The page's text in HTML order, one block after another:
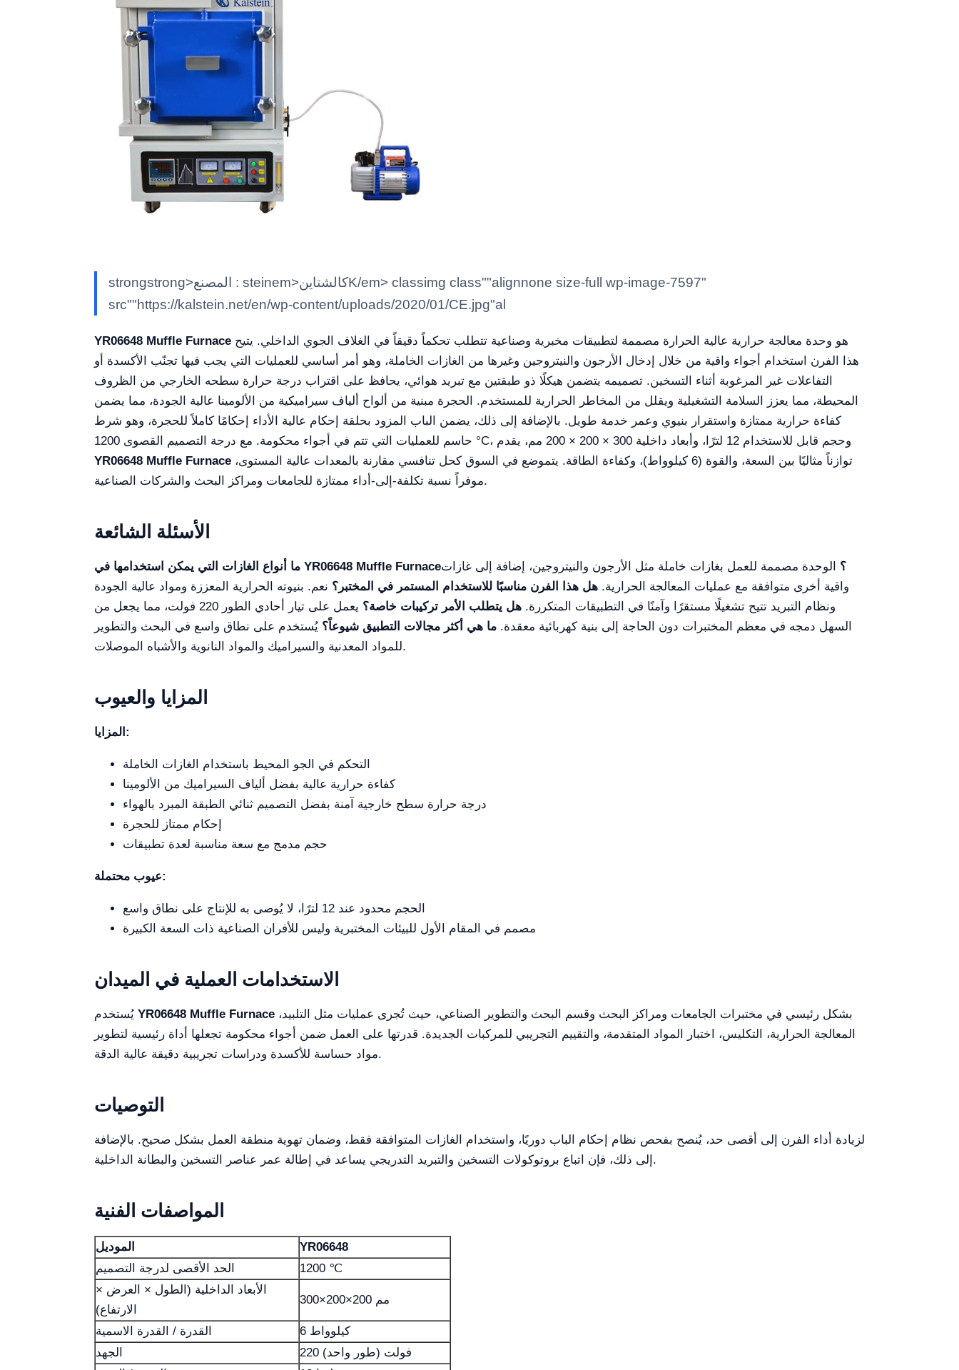
strongstrong>المصنع : steinem>كالشتاينK/em> classimg class""alignnone size-full wp-image-7597"
src""https://kalstein.net/en/wp-content/uploads/2020/01/CE.jpg"al
YR06648 Muffle Furnace
هذا الفرن استخدام أجواء واقية من خلال إدخال الأرجون والنيتروجين وغيرها من الغازات الخاملة، وهو أمر أساسي للعمليات التي يجب فيها تجنّب الأكسدة أو
التفاعلات غير المرغوبة أثناء التسخين. تصميمه يتضمن هيكلًا ذو طبقتين مع تبريد هوائي، يحافظ على اقتراب درجة حرارة سطحه الخارجي من الظروف
المحيطة، مما يعزز السلامة التشغيلية ويقلل من المخاطر الحرارية للمستخدم. الحجرة مبنية من ألواح ألياف سيراميكية من الألومينا عالية الجودة، مما يضمن
كفاءة حرارية ممتازة واستقرار بنيوي وعمر خدمة طويل. بالإضافة إلى ذلك، يضمن الباب المزود بحلقة إحكام عالية الأداء إحكامًا كاملاً للحجرة، وهو شرط
حاسم للعمليات التي تتم في أجواء محكومة. مع درجة التصميم القصوى 1200 °C، وحجم قابل للاستخدام 12 لترًا، وأبعاد داخلية 300 × 200 × 200 مم، يقدم
YR06648 Muffle Furnace
موفراً نسبة تكلفة-إلى-أداء ممتازة للجامعات ومراكز البحث والشركات الصناعية.
الأسئلة الشائعة
ما أنواع الغازات التي يمكن استخدامها في YR06648 Muffle Furnace؟ الوحدة مصممة للعمل بغازات خاملة مثل الأرجون والنيتروجين، إضافة إلى غازات
واقية أخرى متوافقة مع عمليات المعالجة الحرارية. هل هذا الفرن مناسبًا للاستخدام المستمر في المختبر؟ نعم. بنيوته الحرارية المعززة ومواد عالية الجودة
ونظام التبريد تتيح تشغيلًا مستقرًا وآمنًا في التطبيقات المتكررة. هل يتطلب الأمر تركيبات خاصة؟
يعمل على تيار أحادي الطور 220 فولت، مما يجعل من
السهل دمجه في معظم المختبرات دون الحاجة إلى بنية كهربائية معقدة. ما هي أكثر مجالات التطبيق شيوعاً؟ يُستخدم على نطاق واسع في البحث والتطوير
للمواد المعدنية والسيراميك والمواد النانوية والأشباه الموصلات.
المزايا والعيوب
المزايا:
التحكم في الجو المحيط باستخدام الغازات الخاملة
كفاءة حرارية عالية بفضل ألياف السيراميك من الألومينا
درجة حرارة سطح خارجية آمنة بفضل التصميم ثنائي الطبقة المبرد بالهواء
إحكام ممتاز للحجرة
حجم مدمج مع سعة مناسبة لعدة تطبيقات
عيوب محتملة:
الحجم محدود عند 12 لترًا، لا يُوصى به للإنتاج على نطاق واسع
مصمم في المقام الأول للبيئات المختبرية وليس للأفران الصناعية ذات السعة الكبيرة
الاستخدامات العملية في الميدان
YR06648 Muffle Furnace
المعالجة الحرارية، التكليس، اختبار المواد المتقدمة، والتقييم التجريبي للمركبات الجديدة. قدرتها على العمل ضمن أجواء محكومة تجعلها أداة رئيسية لتطوير
مواد حساسة للأكسدة ودراسات تجريبية دقيقة عالية الدقة.
التوصيات
لزيادة أداء الفرن إلى أقصى حد، يُنصح بفحص نظام إحكام الباب دوريًا، واستخدام الغازات المتوافقة فقط، وضمان تهوية منطقة العمل بشكل صحيح. بالإضافة
إلى ذلك، فإن اتباع بروتوكولات التسخين والتبريد التدريجي يساعد في إطالة عمر عناصر التسخين والبطانة الداخلية.
المواصفات الفنية
الموديل
YR06648
الحد الأقصى لدرجة التصميم
1200 ℃
الأبعاد الداخلية (الطول × العرض ×
الارتفاع)
300×200×200 مم
القدرة / القدرة الاسمية
6 كيلوواط
الجهد
220 فولت (طور واحد)